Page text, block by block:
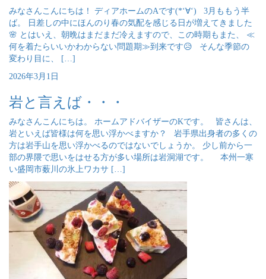
みなさんこんにちは！ ディアホームのAです(*‘∀‘) 3月ももう半
ば。 日差しの中にほんのり春の気配を感じる日が増えてきました
🌸 とはいえ、朝晩はまだまだ冷えますので、この時期もまた、 ≪
何を着たらいいかわからない問題期≫到来です😥 そんな季節の
変わり目に、 […]
2026年3月1日
岩と言えば・・・
みなさんこんにちは。 ホームアドバイザーのKです。 皆さんは、
岩といえば皆様は何を思い浮かべますか？ 岩手県出身者の多くの
方は岩手山を思い浮かべるのではないでしょうか。 少し前から一
部の界隈で思いをはせる方が多い場所は岩洞湖です。 本州一寒
い盛岡市薮川の氷上ワカサ […]